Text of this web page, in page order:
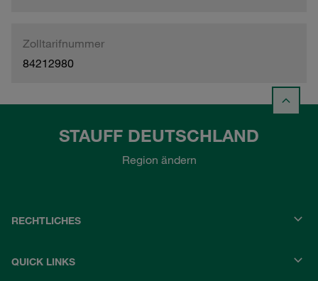
Zolltarifnummer
84212980
STAUFF DEUTSCHLAND
Region ändern
RECHTLICHES
QUICK LINKS